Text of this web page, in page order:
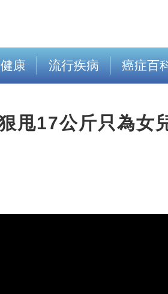
康 流行疾病 癌症百
甩17公斤只為